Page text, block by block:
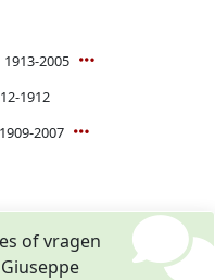
1913-2005
1912
1909-2007
of vragen